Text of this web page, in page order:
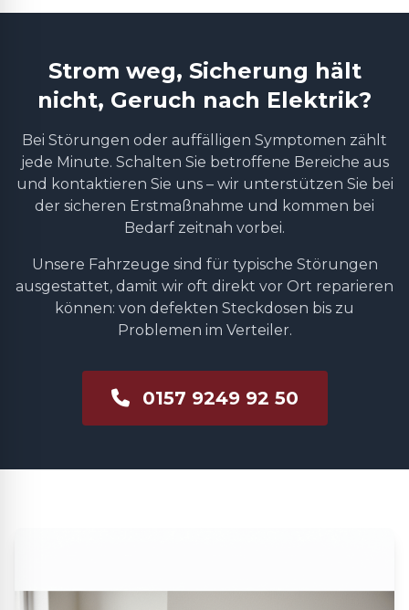
Strom weg, Sicherung hält
nicht, Geruch nach Elektrik?
Bei Störungen oder auffälligen Symptomen zählt
jede Minute. Schalten Sie betroffene Bereiche aus
und kontaktieren Sie uns – wir unterstützen Sie bei
der sicheren Erstmaßnahme und kommen bei
Bedarf zeitnah vorbei.
Unsere Fahrzeuge sind für typische Störungen
ausgestattet, damit wir oft direkt vor Ort reparieren
können: von defekten Steckdosen bis zu
Problemen im Verteiler.
0157 9249 92 50